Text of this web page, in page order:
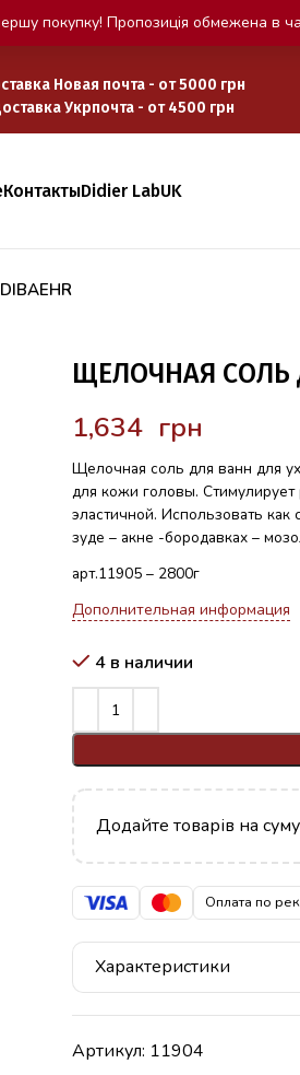
Новая почта - от 5000 грн
Укрпочта - от 4500 грн
КонтактыDidier LabUK
ЩЕЛОЧНАЯ СОЛЬ
грн
Щелочная соль для ванн для
для кожи головы.
эластичной. Использовать
зуде – акне -бородавках –
арт.11905 – 2800г
Дополнительная информация
4 в наличии
Додайте товарів на
Оплата по
Характеристики
Артикул: 11904
покупку! Пропозиція обмежена в